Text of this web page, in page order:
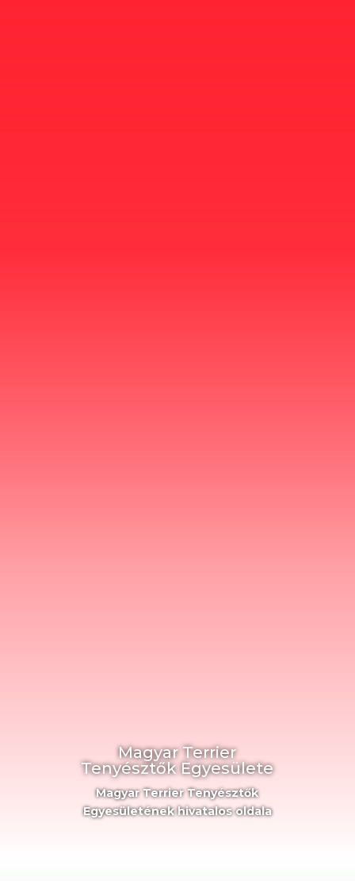
Magyar Terrier
Tenyésztők Egyesülete
Magyar Terrier Tenyésztők
Egyesületének hivatalos oldala